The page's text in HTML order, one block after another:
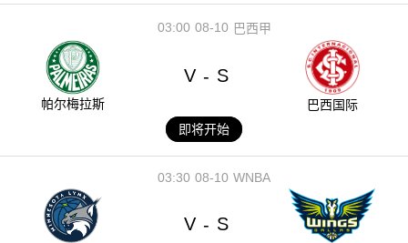
08-10
03:00 巴西甲
帕尔梅拉斯
V - S
巴西国际
即将开始
08-10
03:30 WNBA
V - S